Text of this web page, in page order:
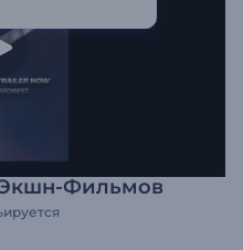
Экшн-Фильмов